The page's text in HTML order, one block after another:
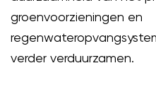
groenvoorzieningen en
verder verduurzamen.